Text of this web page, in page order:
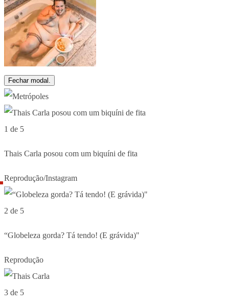
Fechar modal.
1 de 5
Thais Carla posou com um biquíni de fita
Reprodução/Instagram
2 de 5
“Globeleza gorda? Tá tendo! (E grávida)"
Reprodução
3 de 5